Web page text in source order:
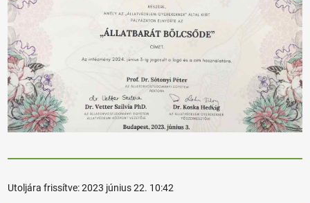
Utoljára frissítve:2023 június 22. 10:42